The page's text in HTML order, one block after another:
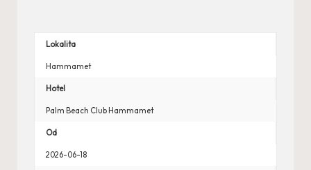
Lokalita
Hammamet
Hotel
Palm Beach Club Hammamet
Od
2026-06-18